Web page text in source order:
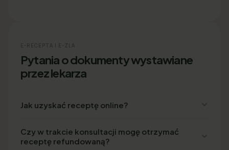
E-RECEPTA I E-ZLA
Pytania o dokumenty wystawiane
przez lekarza
Jak uzyskać receptę online?
Czy w trakcie konsultacji mogę otrzymać
receptę refundowaną?